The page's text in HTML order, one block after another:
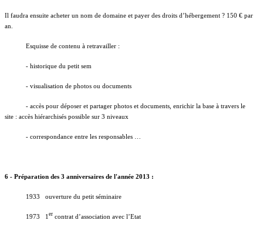
Il faudra ensuite acheter un nom de domaine et payer des droits d’hébergement ? 150 € par
an.
Esquisse de contenu à retravailler :
- historique du petit sem
- visualisation de photos ou documents
- accès pour déposer et partager photos et documents, enrichir la base à travers le
site : accès hiérarchisés possible sur 3 niveaux
- correspondance entre les responsables …
6 - Préparation des 3 anniversaires de l'année 2013 :
1933 ouverture du petit séminaire
1973 1er contrat d’association avec l’Etat